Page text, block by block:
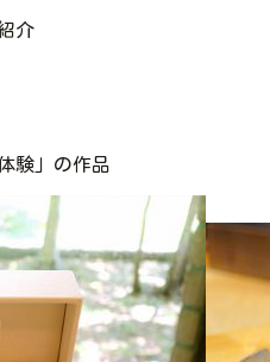
介
験」の作品